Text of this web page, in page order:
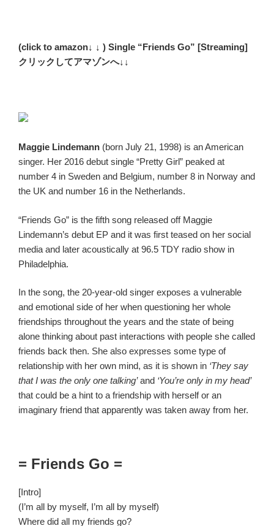
(click to amazon↓ ↓ ) Single “Friends Go” [Streaming]
クリックしてアマゾンへ↓↓
Maggie Lindemann (born July 21, 1998) is an American
singer. Her 2016 debut single “Pretty Girl” peaked at
number 4 in Sweden and Belgium, number 8 in Norway and
the UK and number 16 in the Netherlands.
“Friends Go” is the fifth song released off Maggie
Lindemann’s debut EP and it was first teased on her social
media and later acoustically at 96.5 TDY radio show in
Philadelphia.
In the song, the 20-year-old singer exposes a vulnerable
and emotional side of her when questioning her whole
friendships throughout the years and the state of being
alone thinking about past interactions with people she called
friends back then. She also expresses some type of
relationship with her own mind, as it is shown in ‘They say
that I was the only one talking’and ‘You’re only in my head’
that could be a hint to a friendship with herself or an
imaginary friend that apparently was taken away from her.
= Friends Go =
[Intro]
(I’m all by myself, I’m all by myself)
Where did all my friends go?